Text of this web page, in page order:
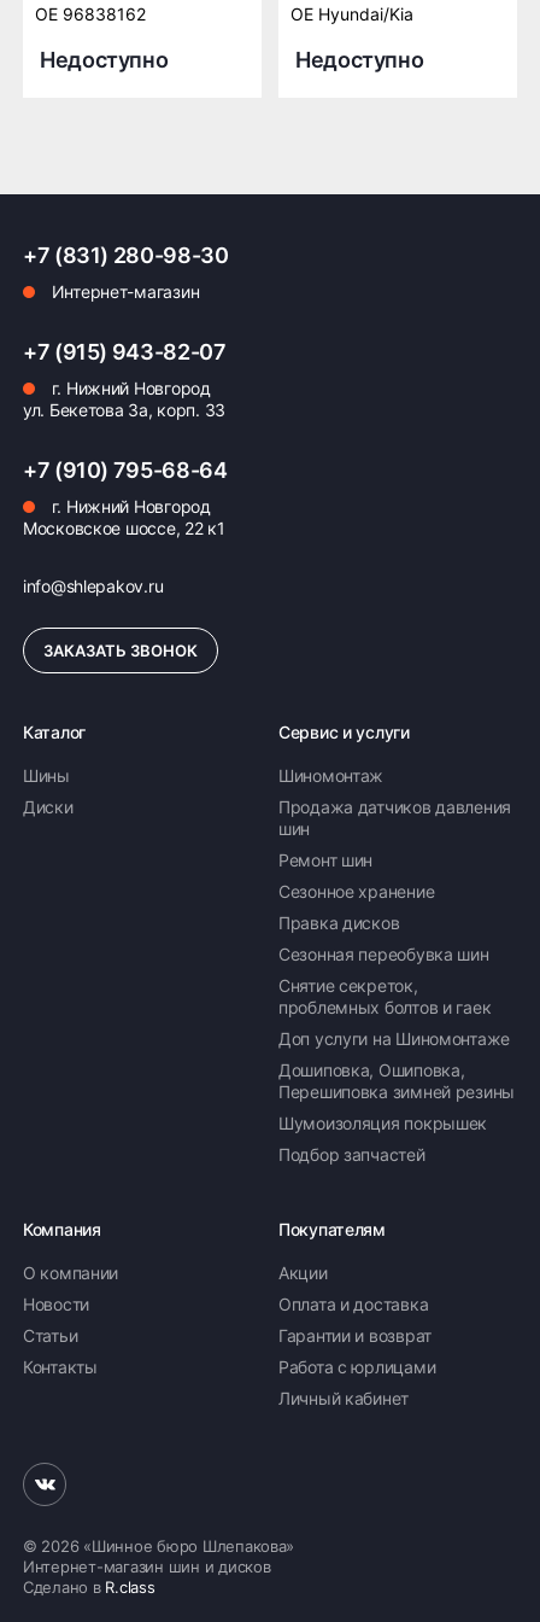
OE 96838162
Недоступно
OE Hyundai/Kia
Недоступно
+7 (831) 280-98-30
Интернет-магазин
+7 (915) 943-82-07
г. Нижний Новгород
ул. Бекетова 3а, корп. 33
+7 (910) 795-68-64
г. Нижний Новгород
Московское шоссе, 22 к1
info@shlepakov.ru
ЗАКАЗАТЬ ЗВОНОК
Каталог
Шины
Диски
Сервис и услуги
Шиномонтаж
Продажа датчиков давления
шин
Ремонт шин
Сезонное хранение
Правка дисков
Сезонная переобувка шин
Снятие секреток,
проблемных болтов и гаек
Доп услуги на Шиномонтаже
Дошиповка, Ошиповка,
Перешиповка зимней резины
Шумоизоляция покрышек
Подбор запчастей
Компания
О компании
Новости
Статьи
Контакты
Покупателям
Акции
Оплата и доставка
Гарантии и возврат
Работа с юрлицами
Личный кабинет
© 2026 «Шинное бюро Шлепакова»
Интернет-магазин шин и дисков
Сделано в R.class